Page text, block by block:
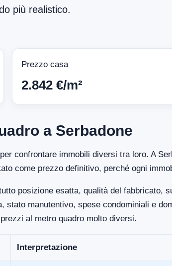
più realistico.
Prezzo casa
2.842 €/m²
a Serbadone
confrontare immobili diversi tra loro. A
come prezzo definitivo, perché ogni
posizione esatta, qualità del fabbricato,
manutentivo, spese condominiali e
al metro quadro molto diversi.
Interpretazione